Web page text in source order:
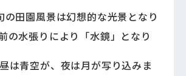
の田園風景は幻想的な光景となり
の水張りにより「水鏡」となり
は青空が、夜は月が写り込みま